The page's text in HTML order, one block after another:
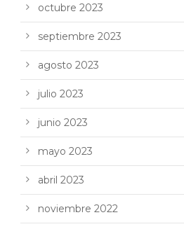
octubre 2023
septiembre 2023
agosto 2023
julio 2023
junio 2023
mayo 2023
abril 2023
noviembre 2022